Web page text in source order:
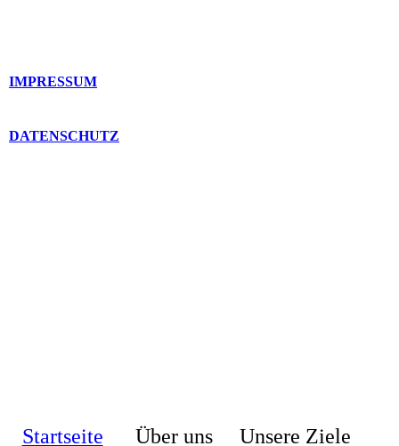
IMPRESSUM
DATENSCHUTZ
Startseite Über uns Unsere Ziele